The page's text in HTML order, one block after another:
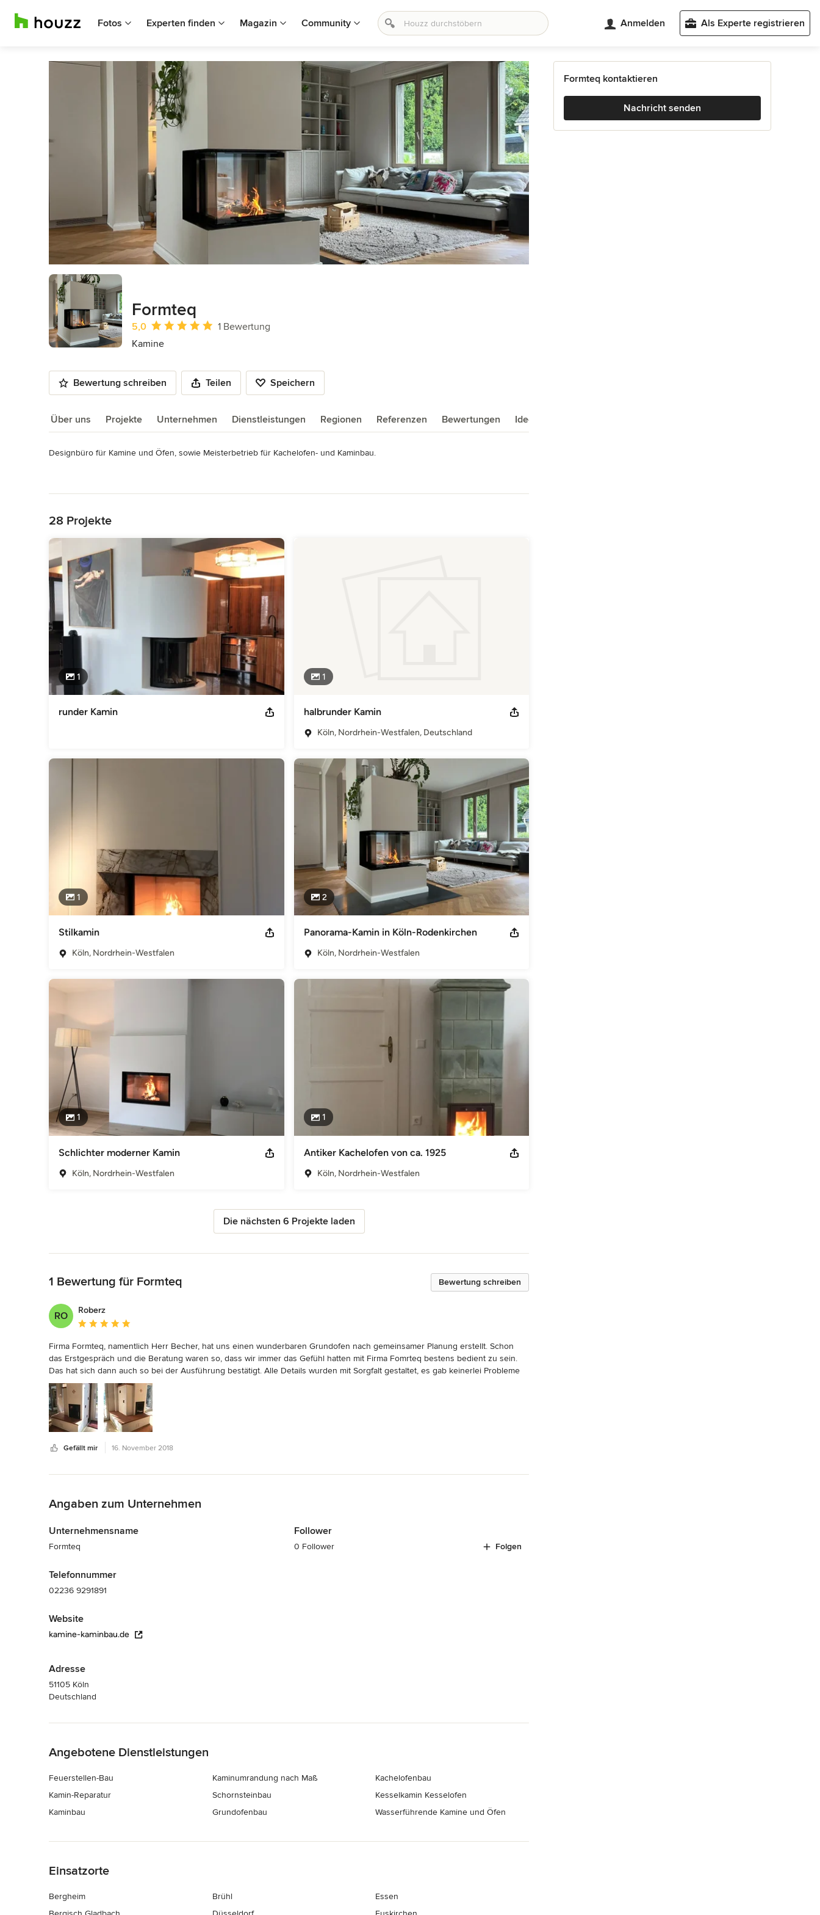
Fotos Experten finden Magazin Community Anmelden Als Experte registrieren
Formteq
Durchschnittliche Bewertung: 5 von 5 Sternen
5,0
1 Bewertung
Kamine
Bewertung schreiben Teilen Speichern
Über uns Projekte Unternehmen Dienstleistungen Regionen Referenzen Bewertungen Ideenbücher
Über uns
Designbüro für Kamine und Öfen, sowie Meisterbetrieb für Kachelofen- und Kaminbau.
Auszeichnungen:
Impressum
Sascha Becher Heinrichstrasse 24 50999 Köln-Rodenkirchen Mail becher@formteq.de Steuernummer: 214-5016-3824
Betriebsnummer der Handwerkskammer zu Köln: 1188231 Haftungshinweis: Trotz sorgfältiger inhaltlicher Kontrolle übernehme
ich keine Haftung für die Inhalte externer Links. Für den Inhalt der verlinkten Seiten sind ausschließlich deren Betreiber
verantwortlich.
Kategorie
Kamine
28 Projekte
1
runder Kamin
1
halbrunder Kamin
Köln, Nordrhein-Westfalen, Deutschland
1
Stilkamin
Köln, Nordrhein-Westfalen
2
Panorama-Kamin in Köln-Rodenkirchen
Köln, Nordrhein-Westfalen
1
Schlichter moderner Kamin
Köln, Nordrhein-Westfalen
1
Antiker Kachelofen von ca. 1925
Köln, Nordrhein-Westfalen
Die nächsten 6 Projekte laden
Bewertung schreiben
1 Bewertung für Formteq
RO
Roberz
Durchschnittliche Bewertung: 5 von 5 Sternen
Firma Formteq, namentlich Herr Becher, hat uns einen wunderbaren Grundofen nach gemeinsamer Planung erstellt. Schon
das Erstgespräch und die Beratung waren so, dass wir immer das Gefühl hatten mit Firma Fomrteq bestens bedient zu sein.
Das hat sich dann auch so bei der Ausführung bestätigt. Alle Details wurden mit Sorgfalt gestaltet, es gab keinerlei Probleme
bei der Abnahme durch den Schornsteinfeger.  Das vorher abgesprochene Budget wurde eingehalten. Die Arbeiten im vorher
gpelanten Zeitraum frsitgerecht abgewickelt.
Wir sind 100%ig zufrieden mir der Leistung von Formteq und können die Firma jedem empfehlen, der an der Anschaffung
eines individuell getalteten Grundofens interessiert ist
Gefällt mir 16. November 2018
Angaben zum Unternehmen
Unternehmensname
Formteq
Telefonnummer
02236 9291891
Website
kamine-kaminbau.de
Adresse
51105 Köln
Deutschland
Follower
0 Follower Folgen
Angebotene Dienstleistungen
Feuerstellen-Bau
Kamin-Reparatur
Kaminbau
Kaminumrandung nach Maß
Schornsteinbau
Grundofenbau
Kachelofenbau
Kesselkamin Kesselofen
Wasserführende Kamine und Öfen
Einsatzorte
Bergheim
Brühl
Essen
Formteq kontaktieren
Nachricht senden